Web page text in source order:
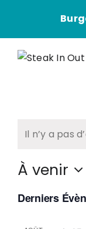
contenu
Il n’y a pas
À venir
une
Derniers